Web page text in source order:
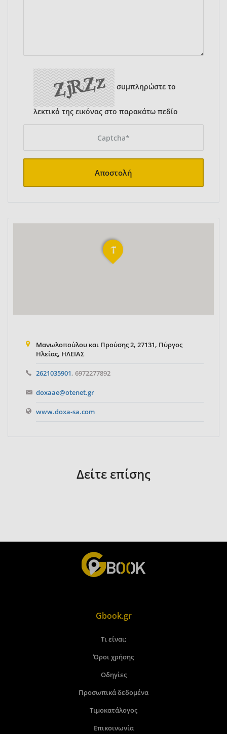
συμπληρώστε το
λεκτικό της εικόνας στο παρακάτω πεδίο
Αποστολή
Μανωλοπούλου και Προύσης 2, 27131, Πύργος
Ηλείας, ΗΛΕΙΑΣ
2621035901, 6972277892
doxaae@otenet.gr
www.doxa-sa.com
Δείτε επίσης
Gbook.gr
Τι είναι;
Όροι χρήσης
Οδηγίες
Προσωπικά δεδομένα
Τιμοκατάλογος
Επικοινωνία